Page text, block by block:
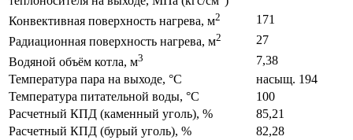
Конвективная поверхность нагрева, м2
171
Радиационная поверхность нагрева, м2
27
Водяной объём котла, м3
7,38
Температура пара на выходе, °С
насыщ. 194
Температура питательной воды, °С
100
Расчетный КПД (каменный уголь), %
85,21
Расчетный КПД (бурый уголь), %
82,28